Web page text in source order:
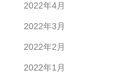
2022年4月
2022年3月
2022年2月
2022年1月